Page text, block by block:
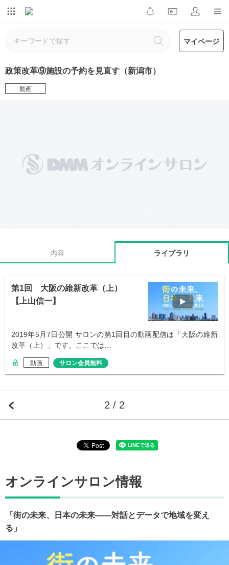
マイページ
政策改革⑨施設の予約を見直す（新潟市）
動画
内容 ライブラリ
第1回 大阪の維新改革（上）
【上山信一】
2019年5月7日公開 サロンの第1回目の動画配信は「大阪の維新
改革（上）」です。ここでは…
動画 サロン会員無料
2 / 2
オンラインサロン情報
「街の未来、日本の未来――対話とデータで地域を変え
る」